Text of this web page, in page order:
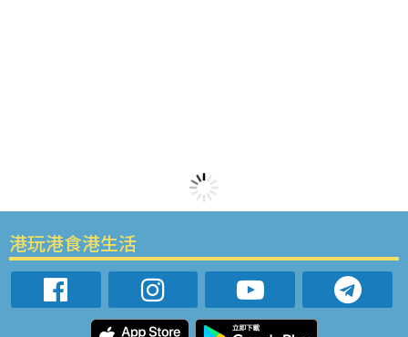
港玩港食港生活